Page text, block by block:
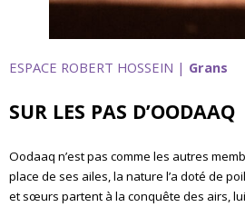
ESPACE ROBERT HOSSEIN | Grans
SUR LES PAS D’OODAAQ
Oodaaq n’est pas comme les autres
place de ses ailes, la nature l’a doté de
et sœurs partent à la conquête des airs,